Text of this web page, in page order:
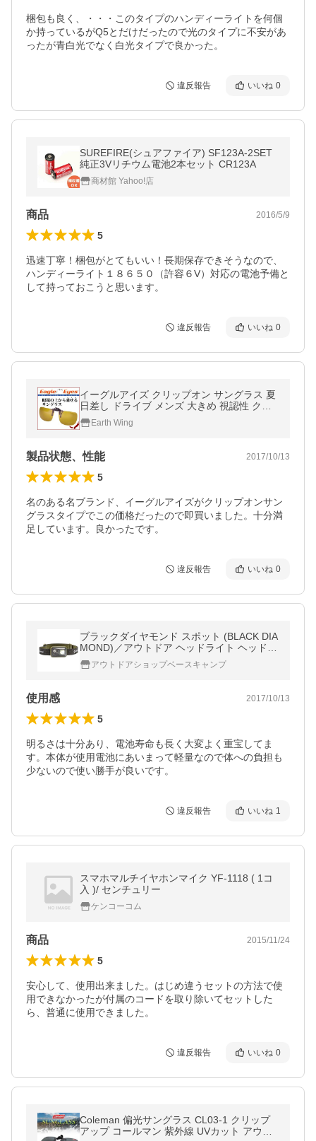
梱包も良く、・・・このタイプのハンディーライトを何個
か持っているがQ5とだけだったので光のタイプに不安があ
ったが青白光でなく白光タイプで良かった。
違反報告 いいね 0
SUREFIRE(シュアファイア) SF123A-2SET
純正3Vリチウム電池2本セット CR123A
商材館 Yahoo!店
商品 2016/5/9
5
迅速丁寧！梱包がとてもいい！長期保存できそうなので、
ハンディーライト１８６５０（許容６V）対応の電池予備と
して持っておこうと思います。
違反報告 いいね 0
イーグルアイズ クリップオン サングラス 夏
日差し ドライブ メンズ 大きめ 視認性 クリ
ップ ケース付き UVカット 紫外線対策 偏光
NASA技術 EAGLE EYES
Earth Wing
製品状態、性能 2017/10/13
5
名のある名ブランド、イーグルアイズがクリップオンサン
グラスタイプでこの価格だったので即買いました。十分満
足しています。良かったです。
違反報告 いいね 0
ブラックダイヤモンド スポット (BLACK DIA
MOND)／アウトドア ヘッドライト ヘッドラ
ンプアウトドアショップベースキャンプ
使用感 2017/10/13
5
明るさは十分あり、電池寿命も長く大変よく重宝してま
す。本体が使用電池にあいまって軽量なので体への負担も
少ないので使い勝手が良いです。
違反報告 いいね 1
スマホマルチイヤホンマイク YF-1118 ( 1コ
入 )/ センチュリー
ケンコーコム
商品 2015/11/24
5
安心して、使用出来ました。はじめ違うセットの方法で使
用できなかったが付属のコードを取り除いてセットした
ら、普通に使用できました。
違反報告 いいね 0
Coleman 偏光サングラス CL03-1 クリップ
アップ コールマン 紫外線 UVカット アウト